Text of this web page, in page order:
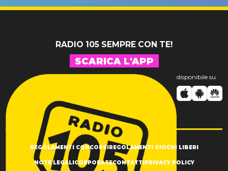
RADIO 105 SEMPRE CON TE!
SCARICA L'APP
disponibile su
REGOLAMENTI CONCORSIREGOLAMENTI GIOCHI LIBERI
NOTE LEGALICORPORATECONTATTIPRIVACY POLICY